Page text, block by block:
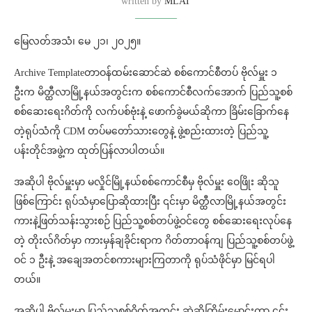
မြေလတ်အသံ၊ မေ ၂၁၊ ၂၀၂၅။
Archive Templateတာဝန်ထမ်းဆောင်ဆဲ စစ်ကောင်စီတပ် ဗိုလ်မှူး ၁
ဦးက မိတ္ထီလာမြို့နယ်အတွင်းက စစ်ကောင်စီလက်အောက် ပြည်သူ့စစ်
စစ်ဆေးရေးဂိတ်ကို လက်ပစ်ဗုံးနဲ့ ဖောက်ခွဲမယ်ဆိုကာ ခြိမ်းခြောက်နေ
တဲ့ရုပ်သံကို CDM တပ်မတော်သားတွေနဲ့ ဖွဲ့စည်းထားတဲ့ ပြည်သူ့
ပန်းတိုင်အဖွဲ့က ထုတ်ပြန်လာပါတယ်။
အဆိုပါ ဗိုလ်မှူးမှာ မလှိုင်မြို့နယ်စစ်ကောင်စီမှ ဗိုလ်မှူး ဝေဖြိုး ဆိုသူ
ဖြစ်ကြောင်း ရုပ်သံမှာပြောဆိုထားပြီး ၎င်းမှာ မိတ္ထီလာမြို့နယ်အတွင်း
ကားနဲ့ဖြတ်သန်းသွားစဉ် ပြည်သူ့စစ်တပ်ဖွဲ့ဝင်တွေ စစ်ဆေးရေးလုပ်နေ
တဲ့ တိုးလ်ဂိတ်မှာ ကားမှန်ချခိုင်းရာက ဂိတ်တာဝန်ကျ ပြည်သူ့စစ်တပ်ဖွဲ့
ဝင် ၁ ဦးနဲ့ အချေအတင်စကားများကြတာကို ရုပ်သံဖိုင်မှာ မြင်ရပါ
တယ်။